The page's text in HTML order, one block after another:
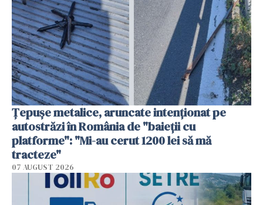
Țepușe metalice, aruncate intenționat pe
autostrăzi în România de "baieții cu
platforme": "Mi-au cerut 1200 lei să mă
tracteze"
07 AUGUST 2026